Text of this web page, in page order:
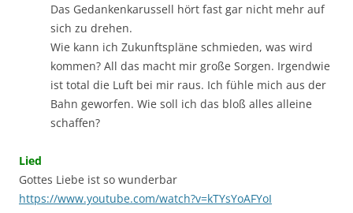
Das Gedankenkarussell hört fast gar nicht mehr auf
sich zu drehen.
Wie kann ich Zukunftspläne schmieden, was wird
kommen? All das macht mir große Sorgen. Irgendwie
ist total die Luft bei mir raus. Ich fühle mich aus der
Bahn geworfen. Wie soll ich das bloß alles alleine
schaffen?
Lied
Gottes Liebe ist so wunderbar
https://www.youtube.com/watch?v=kTYsYoAFYoI